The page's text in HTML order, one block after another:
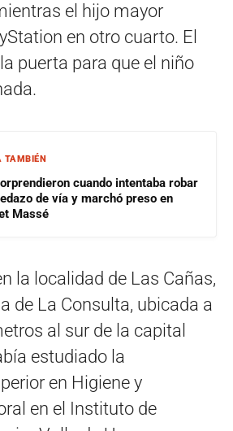
el hijo mayor
en otro cuarto. El
puerta para que el niño
TAMBIÉN
cuando intentaba robar
de vía y marchó preso en
Massé
la localidad de Las Cañas,
de La Consulta, ubicada a
al sur de la capital
estudiado la
en Higiene y
en el Instituto de